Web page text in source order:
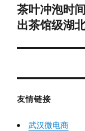
下
篇
章：
茶叶冲泡时
出茶馆级湖
友情链接
武汉微电商